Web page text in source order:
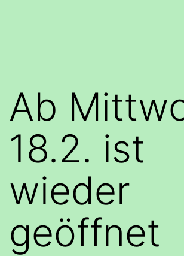
Ab
18.2. ist
wieder
geöffnet